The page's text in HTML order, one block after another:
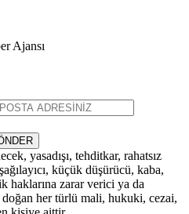
Ajansı
yasadışı, tehditkar, rahatsız
küçük düşürücü, kaba,
haklarına zarar verici ya da
her türlü mali, hukuki, cezai,